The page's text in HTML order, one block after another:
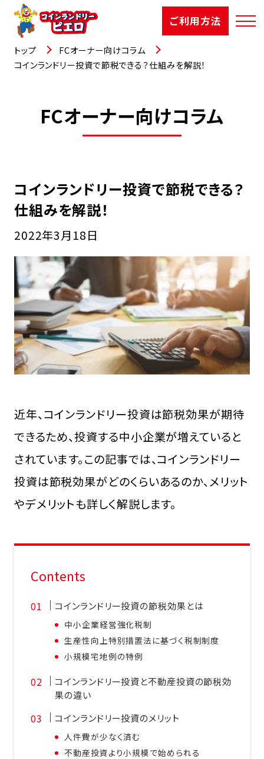
ご利用方法
店舗検索
選ばれる理由
お知らせ
よくあるご質問
FCオーナー募集中
トップ
FCオーナー向けコラム
コインランドリー投資で節税できる？仕組みを解説！
FCオーナー向けコラム
コインランドリー投資で節税できる？
仕組みを解説！
2022年3月18日
近年、コインランドリー投資は節税効果が期待
できるため、投資する中小企業が増えていると
されています。この記事では、コインランドリー
投資は節税効果がどのくらいあるのか、メリット
やデメリットも詳しく解説します。
Contents
コインランドリー投資の節税効果とは
中小企業経営強化税制
生産性向上特別措置法に基づく税制制度
小規模宅地例の特例
コインランドリー投資と不動産投資の節税効
果の違い
コインランドリー投資のメリット
人件費が少なく済む
不動産投資より小規模で始められる